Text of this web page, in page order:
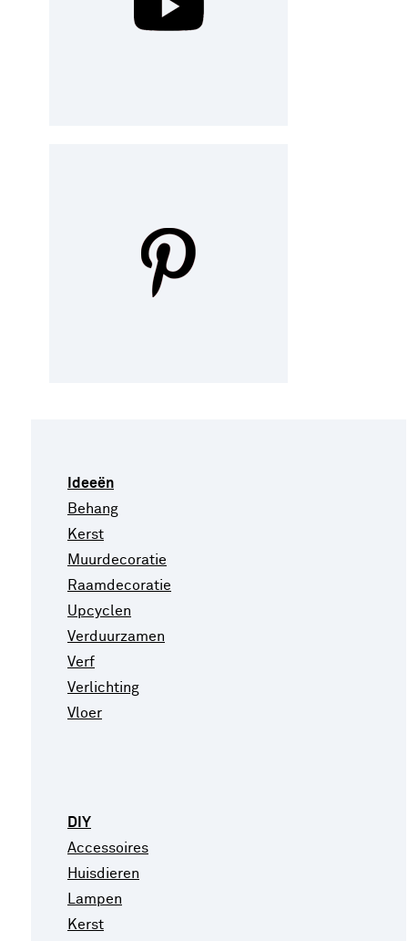
Ideeën
Behang
Kerst
Muurdecoratie
Raamdecoratie
Upcyclen
Verduurzamen
Verf
Verlichting
Vloer
DIY
Accessoires
Huisdieren
Lampen
Kerst